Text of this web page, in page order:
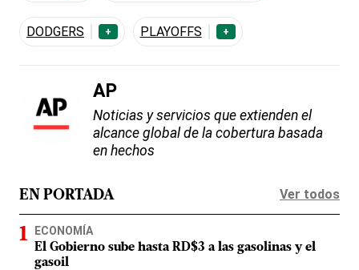
DODGERS + PLAYOFFS +
AP
Noticias y servicios que extienden el
alcance global de la cobertura basada
en hechos
EN PORTADA Ver todos
ECONOMÍA
El Gobierno sube hasta RD$3 a las gasolinas y el
gasoil